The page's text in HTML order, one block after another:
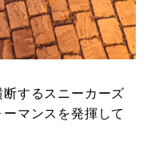
するスニーカーズ
マンスを発揮して